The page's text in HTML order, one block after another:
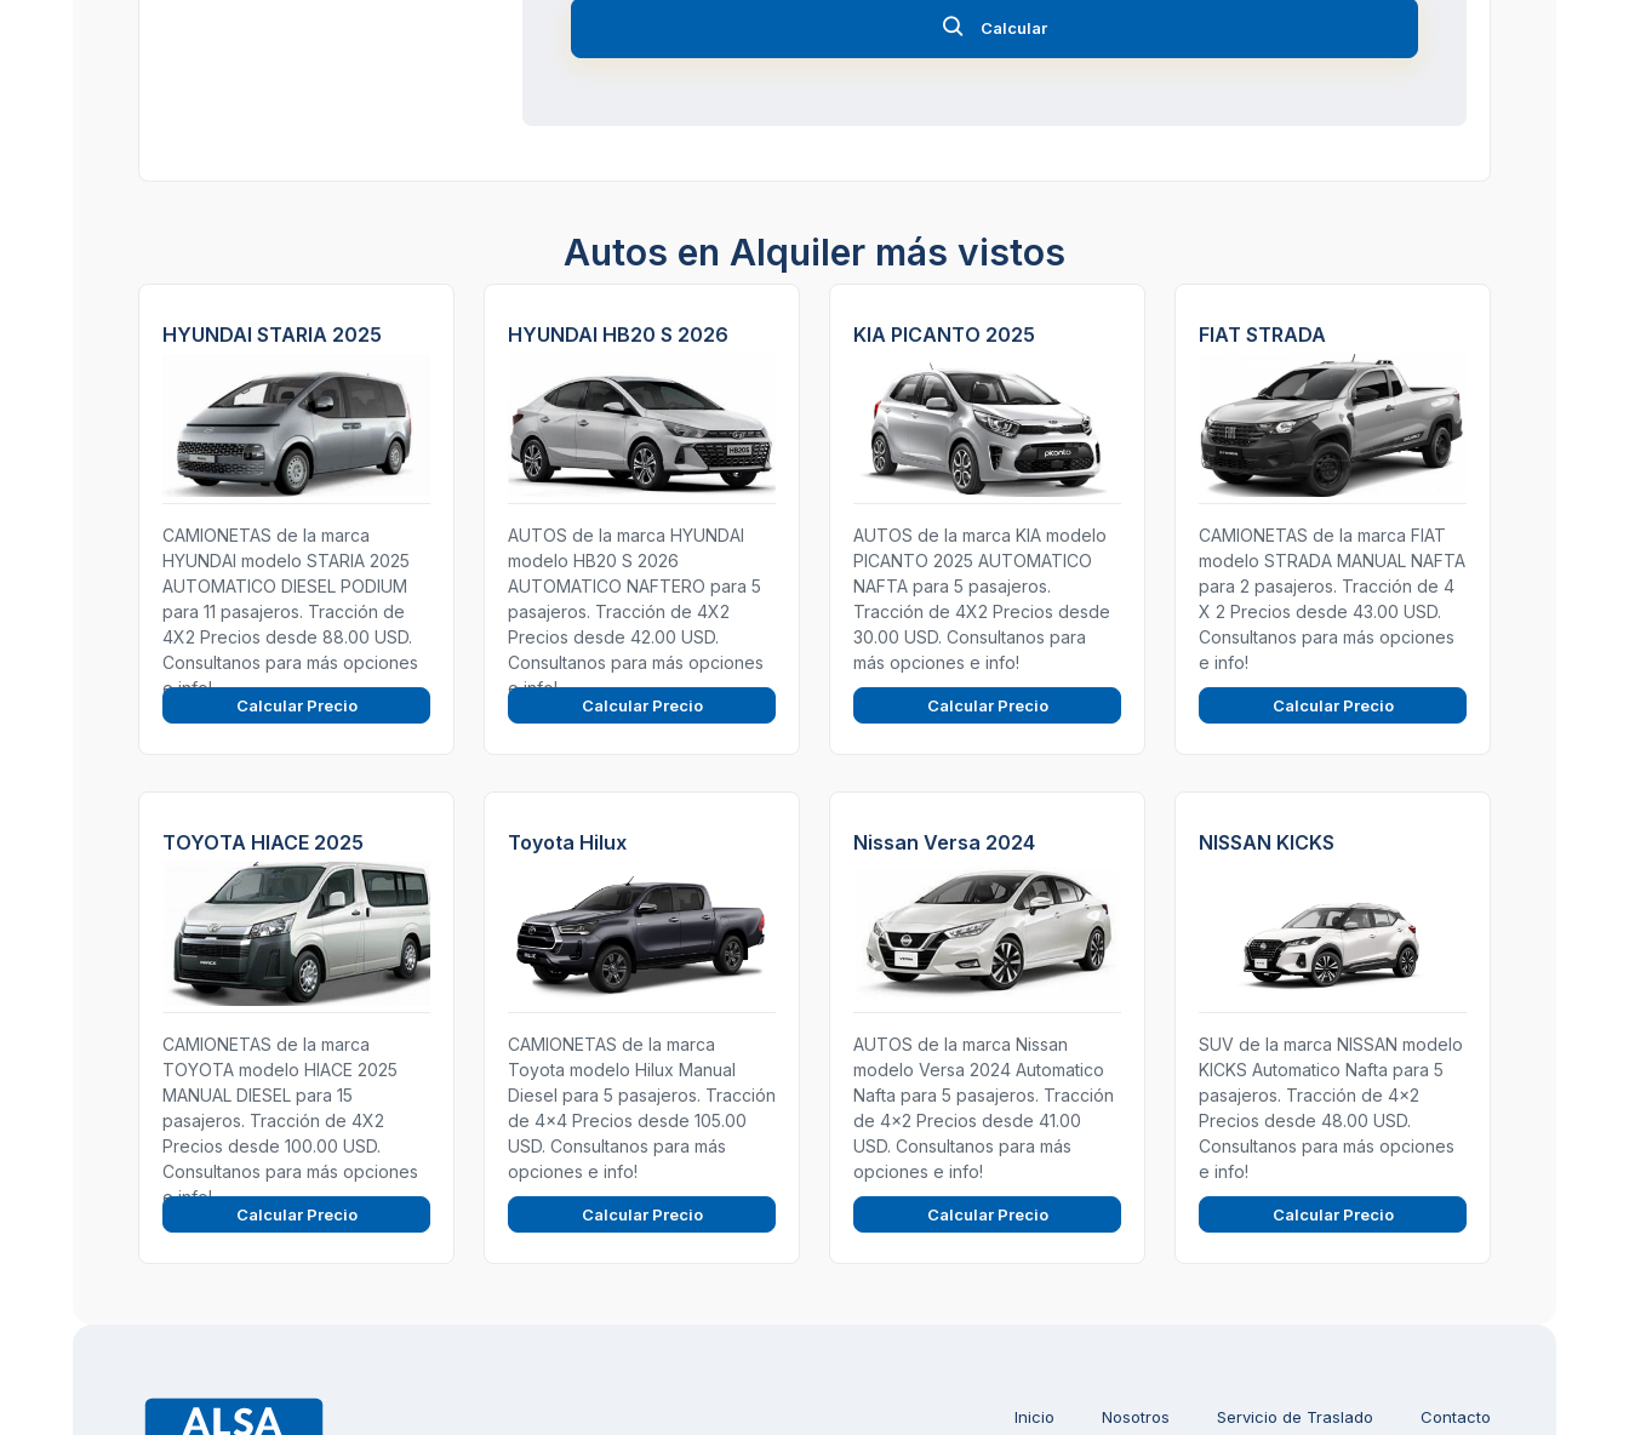
Calcular
Autos en Alquiler más vistos
HYUNDAI STARIA 2025
CAMIONETAS de la marca
HYUNDAI modelo STARIA 2025
AUTOMATICO DIESEL PODIUM
para 11 pasajeros. Tracción de
4X2 Precios desde 88.00 USD.
Consultanos para más opciones
e info!
Calcular Precio
HYUNDAI HB20 S 2026
AUTOS de la marca HYUNDAI
modelo HB20 S 2026
AUTOMATICO NAFTERO para 5
pasajeros. Tracción de 4X2
Precios desde 42.00 USD.
Consultanos para más opciones
e info!
Calcular Precio
KIA PICANTO 2025
AUTOS de la marca KIA modelo
PICANTO 2025 AUTOMATICO
NAFTA para 5 pasajeros.
Tracción de 4X2 Precios desde
30.00 USD. Consultanos para
más opciones e info!
Calcular Precio
FIAT STRADA
CAMIONETAS de la marca FIAT
modelo STRADA MANUAL NAFTA
para 2 pasajeros. Tracción de 4
X 2 Precios desde 43.00 USD.
Consultanos para más opciones
e info!
Calcular Precio
TOYOTA HIACE 2025
CAMIONETAS de la marca
TOYOTA modelo HIACE 2025
MANUAL DIESEL para 15
pasajeros. Tracción de 4X2
Precios desde 100.00 USD.
Consultanos para más opciones
e info!
Calcular Precio
Toyota Hilux
CAMIONETAS de la marca
Toyota modelo Hilux Manual
Diesel para 5 pasajeros. Tracción
de 4x4 Precios desde 105.00
USD. Consultanos para más
opciones e info!
Calcular Precio
Nissan Versa 2024
AUTOS de la marca Nissan
modelo Versa 2024 Automatico
Nafta para 5 pasajeros. Tracción
de 4x2 Precios desde 41.00
USD. Consultanos para más
opciones e info!
Calcular Precio
NISSAN KICKS
SUV de la marca NISSAN modelo
KICKS Automatico Nafta para 5
pasajeros. Tracción de 4x2
Precios desde 48.00 USD.
Consultanos para más opciones
e info!
Calcular Precio
Inicio Nosotros Servicio de Traslado Contacto